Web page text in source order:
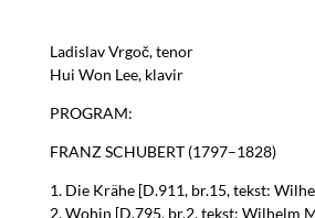
Ladislav Vrgoč, tenor
Hui Won Lee, klavir
PROGRAM:
FRANZ SCHUBERT (1797–1828)
1. Die Krähe [D.911, br.15, tekst:
2. Wohin [D.795, br.2, tekst: Wilhelm